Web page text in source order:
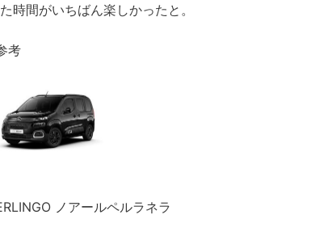
時間がいちばん楽しかったと。
考
ノアールペルラネラ